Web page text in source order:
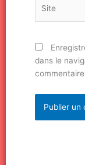
dans le